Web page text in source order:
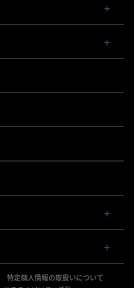
特定個人情報の取扱いについて